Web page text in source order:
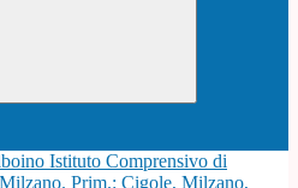
Istituto Comprensivo di
Prim.: Cigole, Milzano,